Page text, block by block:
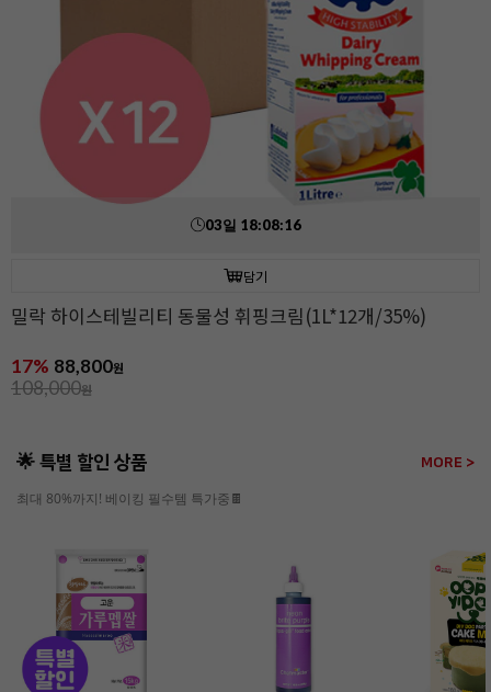
03일 18:08:15
담기
밀락 하이스테빌리티 동물성 휘핑크림(1L*12개/35%)
17% 88,800원
108,000원
🌟 특별 할인 상품 MORE >
최대 80%까지! 베이킹 필수템 특가중🍫